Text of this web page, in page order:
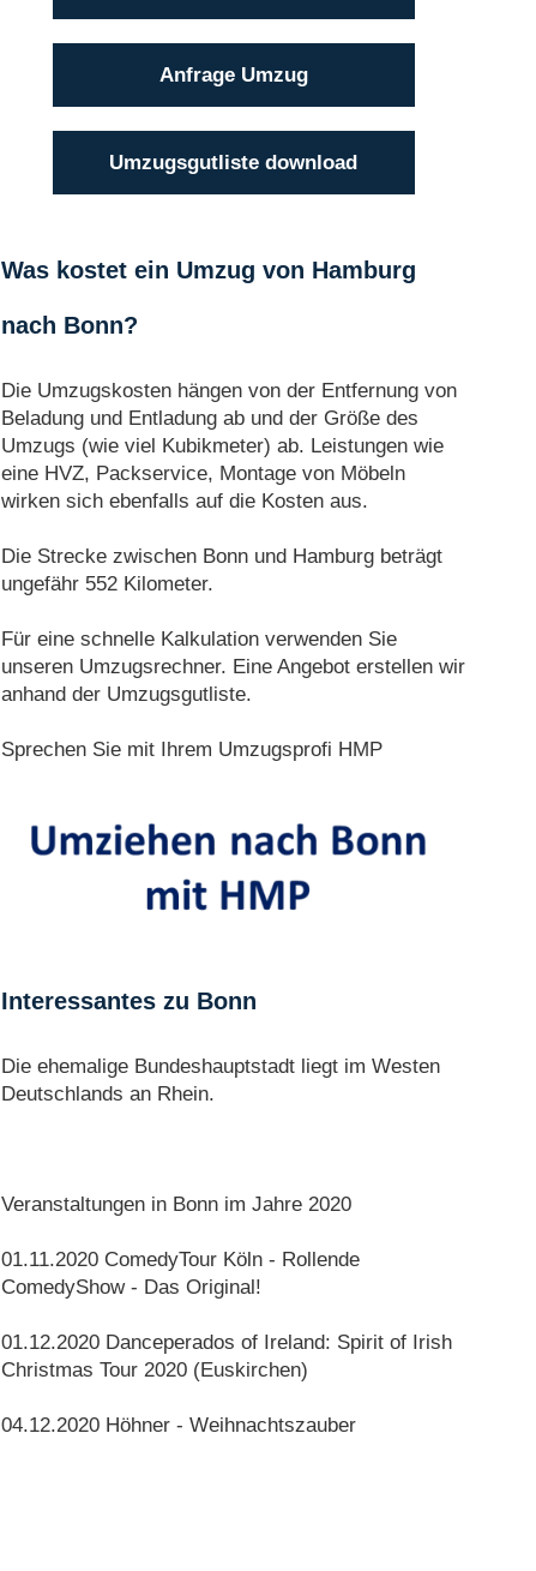
Anfrage Umzug
Umzugsgutliste download
Was kostet ein Umzug von Hamburg
nach Bonn?
Die Umzugskosten hängen von der Entfernung von
Beladung und Entladung ab und der Größe des
Umzugs (wie viel Kubikmeter) ab. Leistungen wie
eine HVZ, Packservice, Montage von Möbeln
wirken sich ebenfalls auf die Kosten aus.
Die Strecke zwischen Bonn und Hamburg beträgt
ungefähr 552 Kilometer.
Für eine schnelle Kalkulation verwenden Sie
unseren Umzugsrechner. Eine Angebot erstellen wir
anhand der Umzugsgutliste.
Sprechen Sie mit Ihrem Umzugsprofi HMP
Interessantes zu Bonn
Die ehemalige Bundeshauptstadt liegt im Westen
Deutschlands an Rhein.
Veranstaltungen in Bonn im Jahre 2020
01.11.2020 ComedyTour Köln - Rollende
ComedyShow - Das Original!
01.12.2020 Danceperados of Ireland: Spirit of Irish
Christmas Tour 2020 (Euskirchen)
04.12.2020 Höhner - Weihnachtszauber